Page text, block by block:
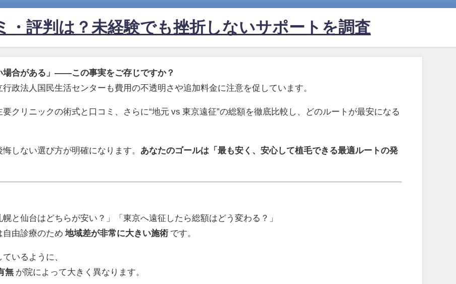
・評判は？未経験でも挫折しないサポートを調査
場合がある」——この事実をご存じですか？
政法人国民生活センターも費用の不透明さや追加料金に注意を促しています。
クリニックの術式と口コミ、さらに“地元 vs 東京遠征”の総額を徹底比較し、どのルートが最安になる
しない選び方が明確になります。 あなたのゴールは「最も安く、安心して植毛できる最適ルートの発
と仙台はどちらが安い？」「東京へ遠征したら総額はどう変わる？」
自由診療のため地域差が非常に大きい施術です。
いるように、
無 が院によって大きく異なります。